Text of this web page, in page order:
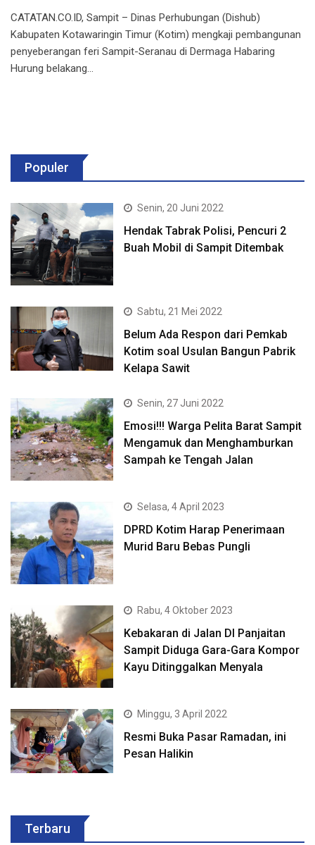
CATATAN.CO.ID, Sampit – Dinas Perhubungan (Dishub)
Kabupaten Kotawaringin Timur (Kotim) mengkaji pembangunan
penyeberangan feri Sampit-Seranau di Dermaga Habaring
Hurung belakang…
Populer
Senin, 20 Juni 2022
Hendak Tabrak Polisi, Pencuri 2
Buah Mobil di Sampit Ditembak
Sabtu, 21 Mei 2022
Belum Ada Respon dari Pemkab
Kotim soal Usulan Bangun Pabrik
Kelapa Sawit
Senin, 27 Juni 2022
Emosi!!! Warga Pelita Barat Sampit
Mengamuk dan Menghamburkan
Sampah ke Tengah Jalan
Selasa, 4 April 2023
DPRD Kotim Harap Penerimaan
Murid Baru Bebas Pungli
Rabu, 4 Oktober 2023
Kebakaran di Jalan DI Panjaitan
Sampit Diduga Gara-Gara Kompor
Kayu Ditinggalkan Menyala
Minggu, 3 April 2022
Resmi Buka Pasar Ramadan, ini
Pesan Halikin
Terbaru